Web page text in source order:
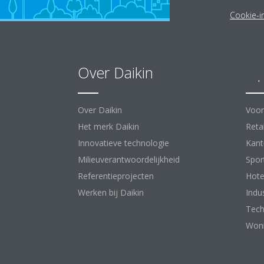
Over Daikin
Over Daikin
Het merk Daikin
Innovatieve technologie
Milieuverantwoordelijkheid
Referentieprojecten
Werken bij Daikin
Cookie-